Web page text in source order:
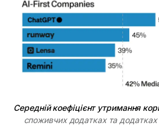
Середній коефіцієнт утримання
споживчих додатках та додатках